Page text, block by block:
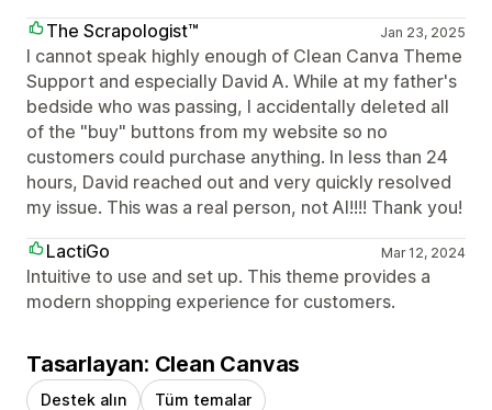
The Scrapologist™ Jan 23, 2025
I cannot speak highly enough of Clean Canva Theme
Support and especially David A. While at my father's
bedside who was passing, I accidentally deleted all
of the "buy" buttons from my website so no
customers could purchase anything. In less than 24
hours, David reached out and very quickly resolved
my issue. This was a real person, not AI!!!! Thank you!
LactiGo
Mar 12, 2024
Intuitive to use and set up. This theme provides a
modern shopping experience for customers.
Tasarlayan: Clean Canvas
Destek alın Tüm temalar